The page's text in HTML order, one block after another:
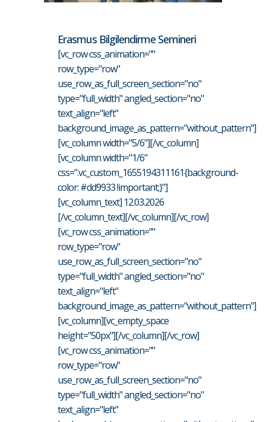
Erasmus Bilgilendirme Semineri
[vc_row css_animation=""
row_type="row"
use_row_as_full_screen_section="no"
type="full_width" angled_section="no"
text_align="left"
background_image_as_pattern="without_pattern"]
[vc_column width="5/6"][/vc_column]
[vc_column width="1/6"
css=".vc_custom_1655194311161{background-
color: #dd9933 !important;}"]
[vc_column_text] 12.03.2026
[/vc_column_text][/vc_column][/vc_row]
[vc_row css_animation=""
row_type="row"
use_row_as_full_screen_section="no"
type="full_width" angled_section="no"
text_align="left"
background_image_as_pattern="without_pattern"]
[vc_column][vc_empty_space
height="50px"][/vc_column][/vc_row]
[vc_row css_animation=""
row_type="row"
use_row_as_full_screen_section="no"
type="full_width" angled_section="no"
text_align="left"